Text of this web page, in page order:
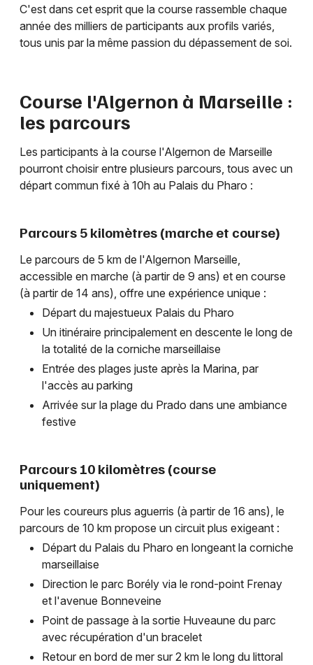
C'est dans cet esprit que la course rassemble chaque
année des milliers de participants aux profils variés,
tous unis par la même passion du dépassement de soi.
Course l'Algernon à Marseille :
les parcours
Les participants à la course l'Algernon de Marseille
pourront choisir entre plusieurs parcours, tous avec un
départ commun fixé à 10h au Palais du Pharo :
Parcours 5 kilomètres (marche et course)
Le parcours de 5 km de l'Algernon Marseille,
accessible en marche (à partir de 9 ans) et en course
(à partir de 14 ans), offre une expérience unique :
Départ du majestueux Palais du Pharo
Un itinéraire principalement en descente le long de
la totalité de la corniche marseillaise
Entrée des plages juste après la Marina, par
l'accès au parking
Arrivée sur la plage du Prado dans une ambiance
festive
Parcours 10 kilomètres (course
uniquement)
Pour les coureurs plus aguerris (à partir de 16 ans), le
parcours de 10 km propose un circuit plus exigeant :
Départ du Palais du Pharo en longeant la corniche
marseillaise
Direction le parc Borély via le rond-point Frenay
et l'avenue Bonneveine
Point de passage à la sortie Huveaune du parc
avec récupération d'un bracelet
Retour en bord de mer sur 2 km le long du littoral